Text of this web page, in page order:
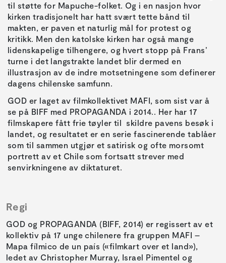
til støtte for Mapuche-folket. Og i en nasjon hvor
kirken tradisjonelt har hatt svært tette bånd til
makten, er paven et naturlig mål for protest og
kritikk. Men den katolske kirken har også mange
lidenskapelige tilhengere, og hvert stopp på Frans’
turne i det langstrakte landet blir dermed en
illustrasjon av de indre motsetningene som definerer
dagens chilenske samfunn.
GOD er laget av filmkollektivet MAFI, som sist var å
se på BIFF med PROPAGANDA i 2014.. Her har 17
filmskapere fått frie tøyler til skildre pavens besøk i
landet, og resultatet er en serie fascinerende tablåer
som til sammen utgjør et satirisk og ofte morsomt
portrett av et Chile som fortsatt strever med
senvirkningene av diktaturet.
Regi
GOD og PROPAGANDA (BIFF, 2014) er regissert av et
kollektiv på 17 unge chilenere fra gruppen MAFI –
Mapa fílmico de un país («filmkart over et land»),
ledet av Christopher Murray, Israel Pimentel og